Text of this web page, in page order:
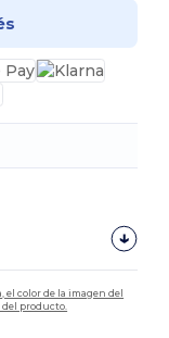
color de la imagen del
del producto.